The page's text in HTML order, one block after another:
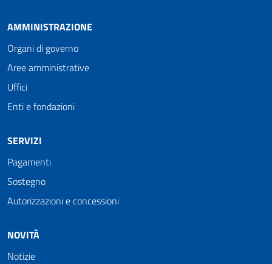
AMMINISTRAZIONE
Organi di governo
Aree amministrative
Uffici
Enti e fondazioni
SERVIZI
Pagamenti
Sostegno
Autorizzazioni e concessioni
NOVITÀ
Notizie